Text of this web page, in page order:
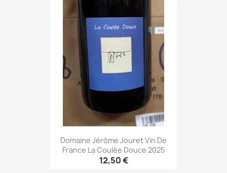
Domaine Jérôme Jouret Vin De
France La Coulée Douce 2025
12,50 €